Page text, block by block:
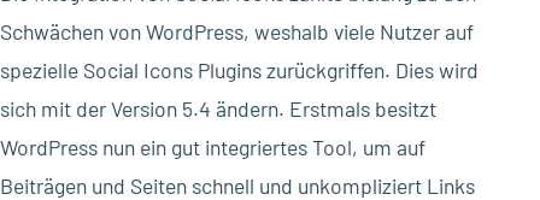
Schwächen von WordPress, weshalb viele Nutzer auf
spezielle Social Icons Plugins zurückgriffen. Dies wird
sich mit der Version 5.4 ändern. Erstmals besitzt
WordPress nun ein gut integriertes Tool, um auf
Beiträgen und Seiten schnell und unkompliziert Links